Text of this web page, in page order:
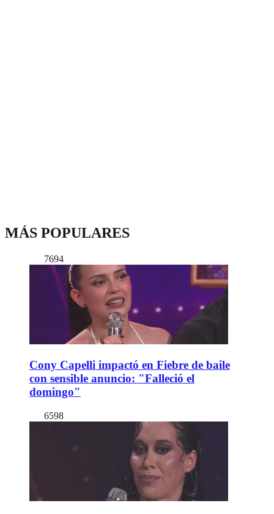
MÁS POPULARES
7694
Cony Capelli impactó en Fiebre de baile
con sensible anuncio: "Falleció el
domingo"
6598